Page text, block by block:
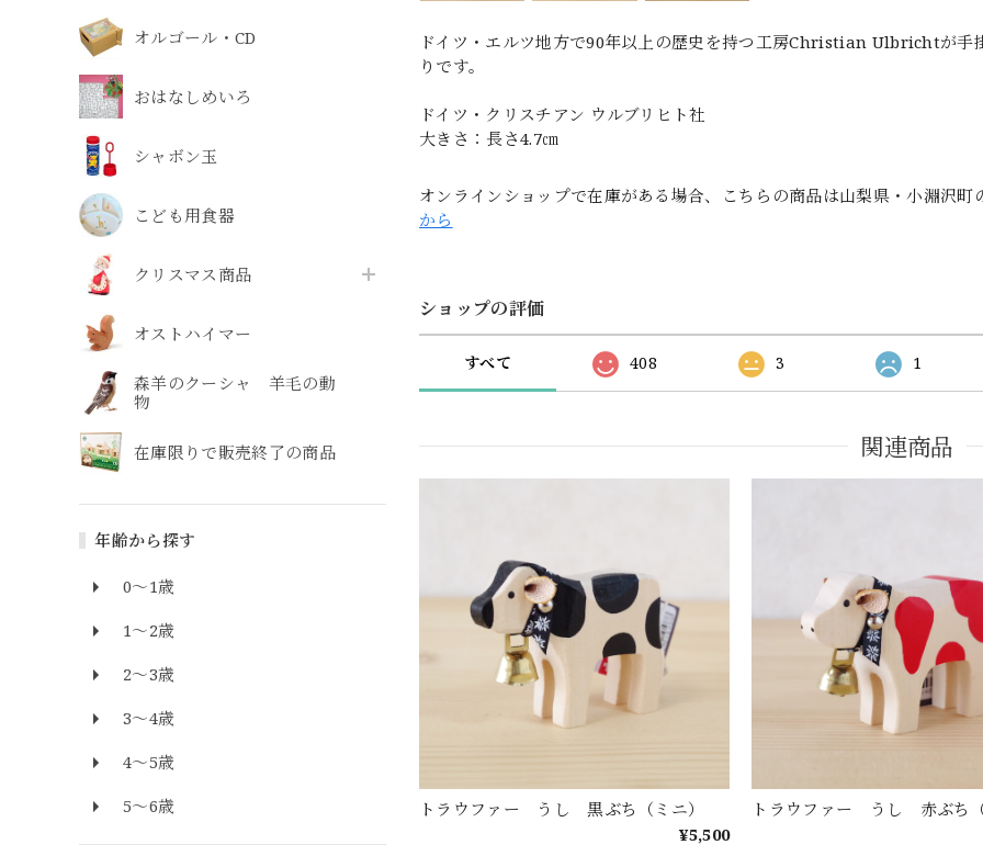
オルゴール・CD
おはなしめいろ
シャボン玉
こども用食器
クリスマス商品
オストハイマー
森羊のクーシャ 羊毛の動
物
在庫限りで販売終了の商品
年齢から探す
0～1歳
1～2歳
2～3歳
3～4歳
4～5歳
5～6歳
ドイツ・エルツ地方で90年以上の歴史を持つ工房Christian Ulbrichtが手
りです。
ドイツ・クリスチアン ウルブリヒト社
大きさ：長さ4.7㎝
オンラインショップで在庫がある場合、こちらの商品は山梨県・小淵沢
から
ショップの評価
すべて 408 3 1
関連商品
トラウファー うし 黒ぶち（ミニ）
¥5,500
トラウファー うし 赤ぶち